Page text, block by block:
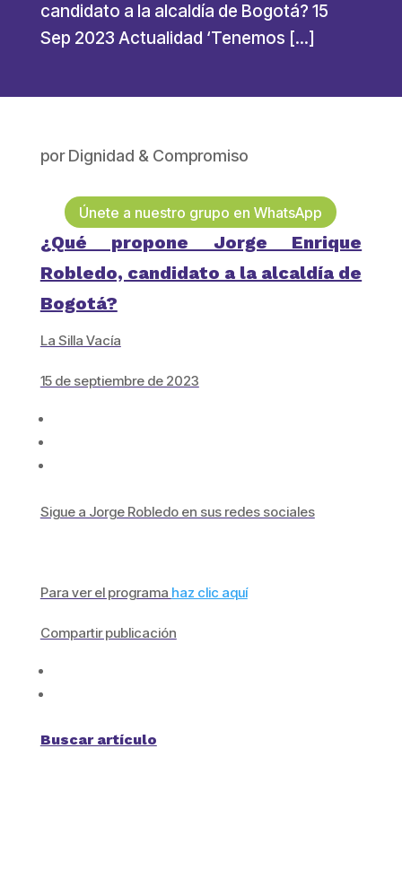
candidato a la alcaldía de Bogotá? 15
Sep 2023 Actualidad ‘Tenemos […]
porDignidad & Compromiso
Únete a nuestro grupo en WhatsApp
¿Qué propone Jorge Enrique
Robledo, candidato a la alcaldía de
Bogotá?
La Silla Vacía
15 de septiembre de 2023
Sigue a Jorge Robledo en sus redes sociales
Para ver el programa haz clic aquí
Compartir publicación
Buscar artículo